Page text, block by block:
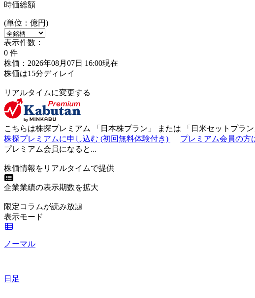
時価総額
(単位：億円)
表示件数：
0 件
株価：2026年08月07日 16:00現在
株価は15分ディレイ
リアルタイムに変更する
こちらは株探プレミアム 「 日本株プラン 」 または 「 日米セットプラン
株探プレミアムに申し込む (初回無料体験付き)
プレミアム会員の方
プレミアム会員になると...
株価情報をリアルタイムで提供
企業業績の表示期数を拡大
限定コラムが読み放題
表示モード
ノーマル
日足